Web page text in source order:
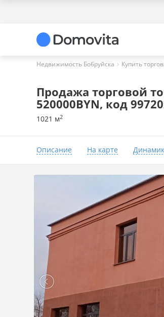
Недвижимость Бобруйска Купить
Продажа торговой
520000BYN, код
1021 м2
Описание На карте